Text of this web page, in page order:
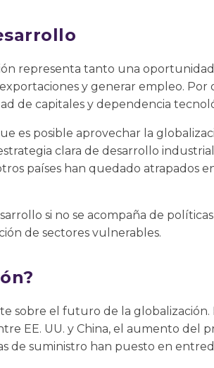
representa tanto una
y generar empleo. Por
de capitales y dependencia
es posible aprovechar la
clara de desarrollo
países han quedado atrapados
si no se acompaña de
de sectores vulnerables.
sobre el futuro de la globalización.
EE. UU. y China, el aumento del
de suministro han puesto en